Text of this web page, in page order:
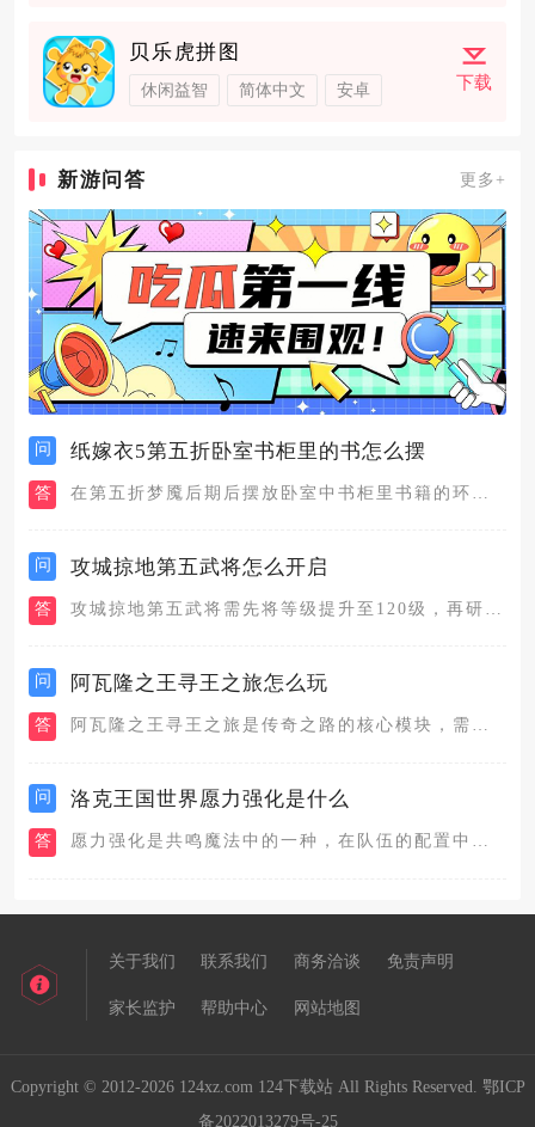
贝乐虎拼图
休闲益智 简体中文 安卓 下载
新游问答 更多+
问 纸嫁衣5第五折卧室书柜里的书怎么摆
答 在第五折梦魇后期后摆放卧室中书柜里书籍的环节，需要先从教室里...
问 攻城掠地第五武将怎么开启
答 攻城掠地第五武将需先将等级提升至120级，再研发科技树中的招...
问 阿瓦隆之王寻王之旅怎么玩
答 阿瓦隆之王寻王之旅是传奇之路的核心模块，需从城市地图右下角进...
问 洛克王国世界愿力强化是什么
答 愿力强化是共鸣魔法中的一种，在队伍的配置中修改，当前一共有两...
关于我们 联系我们 商务洽谈 免责声明
家长监护 帮助中心 网站地图
Copyright © 2012-2026 124xz.com 124下载站 All Rights Reserved. 鄂ICP
备2022013279号-25